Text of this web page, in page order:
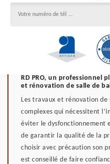
RD PRO, un professionnel
et rénovation de salle de
Les travaux et rénovation de
complexes qui nécessitent
éviter le dysfonctionnement
de garantir la qualité de la
choisir avec précaution son
est conseillé de faire